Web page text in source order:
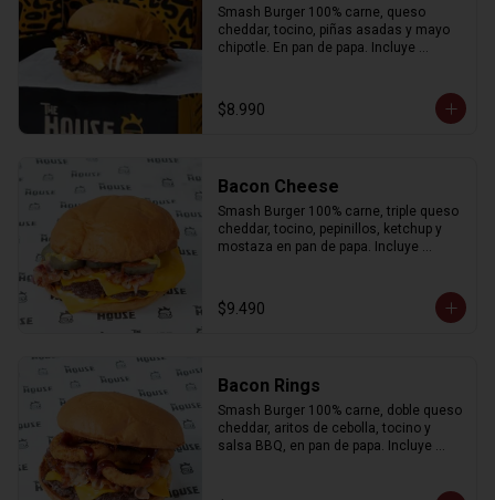
Smash Burger 100% carne, queso
cheddar, tocino, piñas asadas y mayo
chipotle. En pan de papa. Incluye
$8.990
Bacon Cheese
Smash Burger 100% carne, triple queso
cheddar, tocino, pepinillos, ketchup y
mostaza en pan de papa. Incluye
$9.490
Bacon Rings
Smash Burger 100% carne, doble queso
cheddar, aritos de cebolla, tocino y
salsa BBQ, en pan de papa. Incluye